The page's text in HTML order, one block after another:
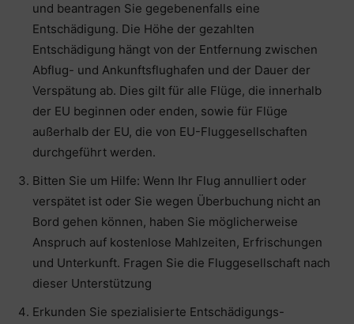
und beantragen Sie gegebenenfalls eine
Entschädigung. Die Höhe der gezahlten
Entschädigung hängt von der Entfernung zwischen
Abflug- und Ankunftsflughafen und der Dauer der
Verspätung ab. Dies gilt für alle Flüge, die innerhalb
der EU beginnen oder enden, sowie für Flüge
außerhalb der EU, die von EU-Fluggesellschaften
durchgeführt werden.
Bitten Sie um Hilfe: Wenn Ihr Flug annulliert oder
verspätet ist oder Sie wegen Überbuchung nicht an
Bord gehen können, haben Sie möglicherweise
Anspruch auf kostenlose Mahlzeiten, Erfrischungen
und Unterkunft. Fragen Sie die Fluggesellschaft nach
dieser Unterstützung
Erkunden Sie spezialisierte Entschädigungs-